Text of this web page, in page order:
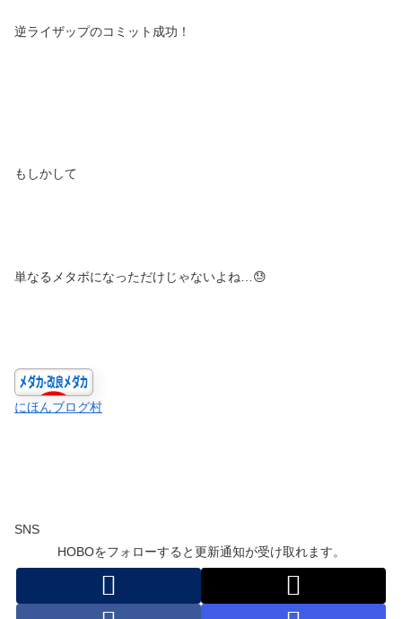
逆ライザップのコミット成功！
もしかして
単なるメタボになっただけじゃないよね…😓
にほんブログ村
SNS
HOBOをフォローすると更新通知が受け取れます。